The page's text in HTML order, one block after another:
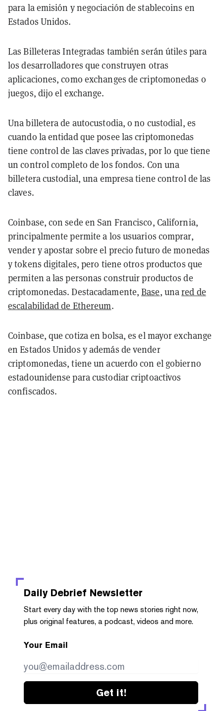
para la emisión y negociación de stablecoins en
Estados Unidos.
Las Billeteras Integradas también serán útiles para
los desarrolladores que construyen otras
aplicaciones, como exchanges de criptomonedas o
juegos, dijo el exchange.
Una billetera de autocustodia, o no custodial, es
cuando la entidad que posee las criptomonedas
tiene control de las claves privadas, por lo que tiene
un control completo de los fondos. Con una
billetera custodial, una empresa tiene control de las
claves.
Coinbase, con sede en San Francisco, California,
principalmente permite a los usuarios comprar,
vender y apostar sobre el precio futuro de monedas
y tokens digitales, pero tiene otros productos que
permiten a las personas construir productos de
criptomonedas. Destacadamente,Base, unared de
escalabilidad de Ethereum.
Coinbase, que cotiza en bolsa, es el mayor exchange
en Estados Unidos y además de vender
criptomonedas, tiene un acuerdo con el gobierno
estadounidense para custodiar criptoactivos
confiscados.
Daily Debrief Newsletter
Start every day with the top news stories right now,
plus original features, a podcast, videos and more.
Your Email
Get it!